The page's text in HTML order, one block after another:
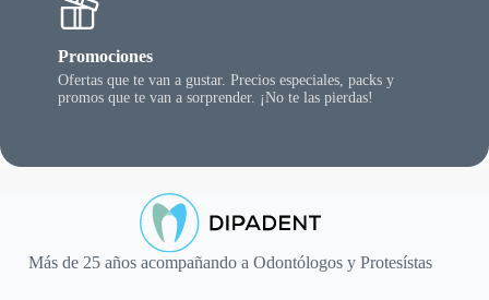
Promociones
Ofertas que te van a gustar. Precios especiales, packs y
promos que te van a sorprender. ¡No te las pierdas!
Más de 25 años acompañando a Odontólogos y Protesístas